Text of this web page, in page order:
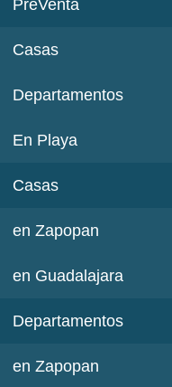
PreVenta
Casas
Departamentos
En Playa
Casas
en Zapopan
en Guadalajara
Departamentos
en Zapopan